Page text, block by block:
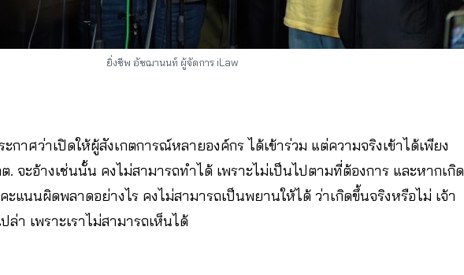
ยิ่งชีพ อัชฌานนท์ ผู้จัดการ iLaw
กาศว่าเปิดให้ผู้สังเกตการณ์หลายองค์กร ได้เข้าร่วม แต่ความจริงเข้าได้เพียง
. จะอ้างเช่นนั้น คงไม่สามารถทำได้ เพราะไม่เป็นไปตามที่ต้องการ และหากเกิด
ะแนนผิดพลาดอย่างไร คงไม่สามารถเป็นพยานให้ได้ ว่าเกิดขึ้นจริงหรือไม่ เจ้า
า เพราะเราไม่สามารถเห็นได้